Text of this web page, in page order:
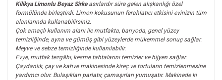
Kilikya Limonlu Beyaz Sirkeasırlardır süre gelen alışkanlığı özel
formülünde birleştirdi. Limon kokusunun ferahlatıcı etkisini evinizin tüm
alanlarında kullanabilirsiniz.
Çok amaçlı kullanım alanı ile mutfakta, banyoda, genel yüzey
temizliğinde, ayna ve gümüş gibi yüzeylerde mükemmel sonuç sağlar.
Meyve ve sebze temizliğinde kullanılabilir.
Evye, mutfak tezgâhı, kesme tahtalarını temizler ve hijyen sağlar.
Çaydanlık, çay ve kahve makinesinde kireç ve tortuların temizlenmesine
yardımcı olur. Bulaşıkları parlatır, çamaşırları yumuşatır. Makinede ki